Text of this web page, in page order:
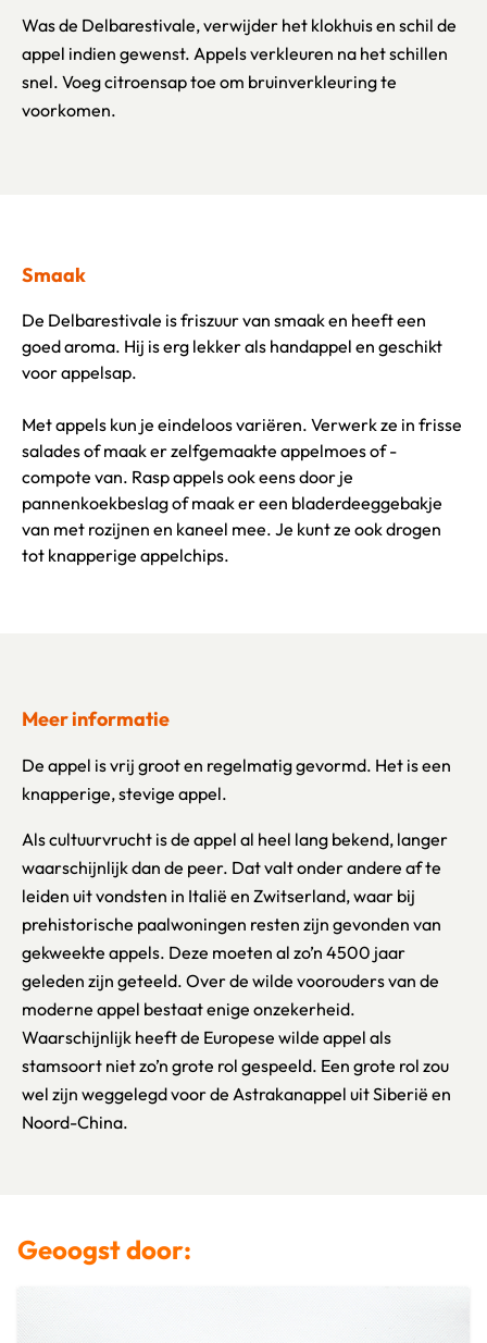
Was de Delbarestivale, verwijder het klokhuis en schil de
appel indien gewenst. Appels verkleuren na het schillen
snel. Voeg citroensap toe om bruinverkleuring te
voorkomen.
Smaak
De Delbarestivale is friszuur van smaak en heeft een
goed aroma. Hij is erg lekker als handappel en geschikt
voor appelsap.
Met appels kun je eindeloos variëren. Verwerk ze in frisse
salades of maak er zelfgemaakte appelmoes of -
compote van. Rasp appels ook eens door je
pannenkoekbeslag of maak er een bladerdeeggebakje
van met rozijnen en kaneel mee. Je kunt ze ook drogen
tot knapperige appelchips.
Meer informatie
De appel is vrij groot en regelmatig gevormd. Het is een
knapperige, stevige appel.
Als cultuurvrucht is de appel al heel lang bekend, langer
waarschijnlijk dan de peer. Dat valt onder andere af te
leiden uit vondsten in Italië en Zwitserland, waar bij
prehistorische paalwoningen resten zijn gevonden van
gekweekte appels. Deze moeten al zo’n 4500 jaar
geleden zijn geteeld. Over de wilde voorouders van de
moderne appel bestaat enige onzekerheid.
Waarschijnlijk heeft de Europese wilde appel als
stamsoort niet zo’n grote rol gespeeld. Een grote rol zou
wel zijn weggelegd voor de Astrakanappel uit Siberië en
Noord-China.
Geoogst door: